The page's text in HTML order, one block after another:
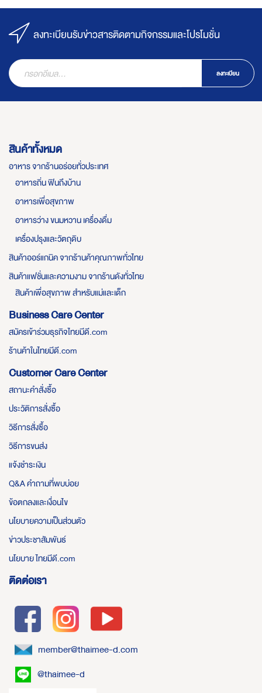
ลงทะเบียนรับข่าวสารติดตามกิจกรรมและโปรโมชั่น
ลงทะเบียน
สินค้าทั้งหมด
อาหาร จากร้านอร่อยทั่วประเทศ
อาหารถิ่น ฟินถึงบ้าน
อาหารเพื่อสุขภาพ
อาหารว่าง ขนมหวาน เครื่องดื่ม
เครื่องปรุงและวัตถุดิบ
สินค้าออร์แกนิค จากร้านค้าคุณภาพทั่วไทย
สินค้าแฟชั่นและความงาม จากร้านดังทั่วไทย
สินค้าเพื่อสุขภาพ สำหรับแม่และเด็ก
Business Care Center
สมัครเข้าร่วมธุรกิจไทยมีดี.com
ร้านค้าในไทยมีดี.com
Customer Care Center
สถานะคำสั่งซื้อ
ประวัติการสั่งซื้อ
วิธีการสั่งซื้อ
วิธีการขนส่ง
แจ้งชำระเงิน
Q&A คำถามที่พบบ่อย
ข้อตกลงและเงื่อนไข
นโยบายความเป็นส่วนตัว
ข่าวประชาสัมพันธ์
นโยบาย ไทยมีดี.com
ติดต่อเรา
member@thaimee-d.com
@thaimee-d